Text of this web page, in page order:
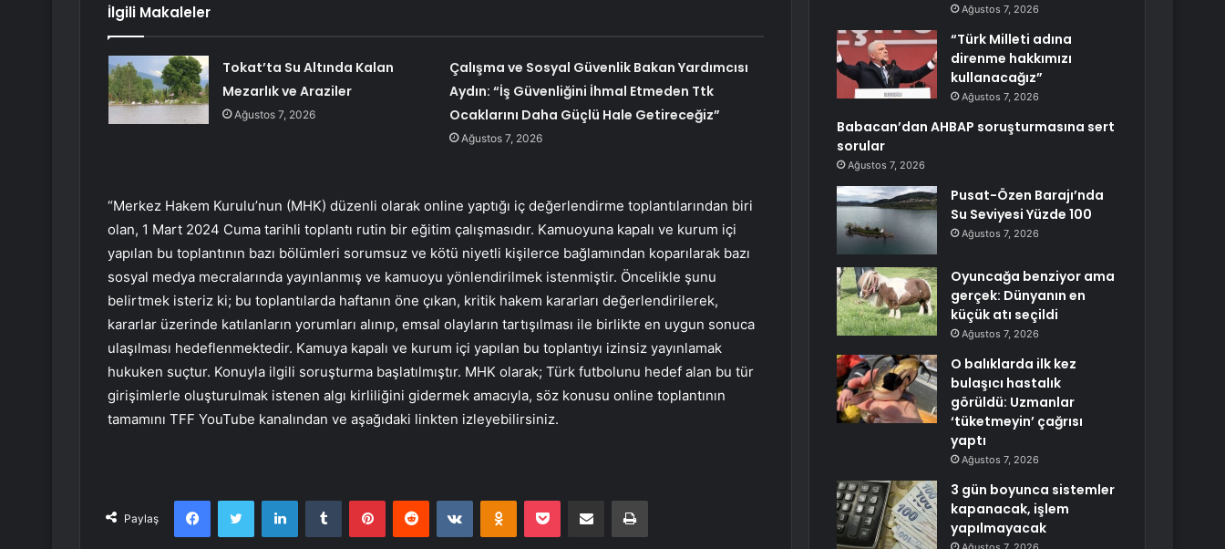
İlgili Makaleler
Tokat’ta Su Altında Kalan
Mezarlık ve Araziler
Ağustos 7, 2026
Çalışma ve Sosyal Güvenlik Bakan Yardımcısı
Aydın: “İş Güvenliğini İhmal Etmeden Ttk
Ocaklarını Daha Güçlü Hale Getireceğiz”
Ağustos 7, 2026
“Merkez Hakem Kurulu’nun (MHK) düzenli olarak online yaptığı iç değerlendirme toplantılarından biri
olan, 1 Mart 2024 Cuma tarihli toplantı rutin bir eğitim çalışmasıdır. Kamuoyuna kapalı ve kurum içi
yapılan bu toplantının bazı bölümleri sorumsuz ve kötü niyetli kişilerce bağlamından koparılarak bazı
sosyal medya mecralarında yayınlanmış ve kamuoyu yönlendirilmek istenmiştir. Öncelikle şunu
belirtmek isteriz ki; bu toplantılarda haftanın öne çıkan, kritik hakem kararları değerlendirilerek,
kararlar üzerinde katılanların yorumları alınıp, emsal olayların tartışılması ile birlikte en uygun sonuca
ulaşılması hedeflenmektedir. Kamuya kapalı ve kurum içi yapılan bu toplantıyı izinsiz yayınlamak
hukuken suçtur. Konuyla ilgili soruşturma başlatılmıştır. MHK olarak; Türk futbolunu hedef alan bu tür
girişimlerle oluşturulmak istenen algı kirliliğini gidermek amacıyla, söz konusu online toplantının
tamamını TFF YouTube kanalından ve aşağıdaki linkten izleyebilirsiniz.
Paylaş
FacebookTwitter LinkedInTumblr PinterestReddit VKontakteOdnoklassniki
Pocket E-Posta ile paylaş Yazdır
Ağustos 7, 2026
“Türk Milleti adına
direnme hakkımızı
kullanacağız”
Ağustos 7, 2026
Babacan’dan AHBAP soruşturmasına sert
sorular
Ağustos 7, 2026
Pusat-Özen Barajı’nda
Su Seviyesi Yüzde 100
Ağustos 7, 2026
Oyuncağa benziyor ama
gerçek: Dünyanın en
küçük atı seçildi
Ağustos 7, 2026
O balıklarda ilk kez
bulaşıcı hastalık
görüldü: Uzmanlar
‘tüketmeyin’ çağrısı
yaptı
Ağustos 7, 2026
3 gün boyunca sistemler
kapanacak, işlem
yapılmayacak